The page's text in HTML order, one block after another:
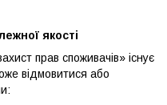
якості
прав споживачів» існує
відмовитися або